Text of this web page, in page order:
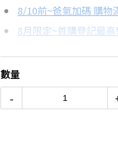
分期數
3期 0利率
每
8/10前~爸氣加碼 購物
8月限定~首購登記最
更多信用卡分期0利率
三軸穩定器6大挑選重
數量
-